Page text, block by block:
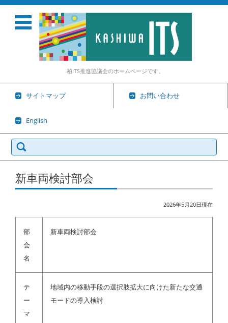
柏ITS推進協議会のホームページです。
サイトマップ お問い合わせ
English
検
索:
コンテンツに移動
新車両検討部会
2026年5月20日現在
部
会
名
新車両検討部会
テ
ー
マ
地域内の移動手段の選択肢拡大に向けた新たな交通
モードの導入検討